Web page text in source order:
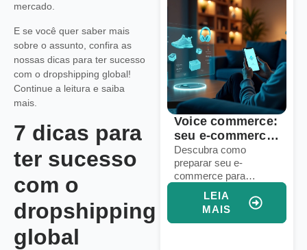
mercado.
E se você quer saber mais
sobre o assunto, confira as
nossas dicas para ter sucesso
com o dropshipping global!
Continue a leitura e saiba
mais.
7 dicas para
ter sucesso
com o
dropshipping
global
seu e-commerce
vendas por voz?
preparar seu e-
vendas por voz e
aumentar conversões
com assistentes
virtuais e IA integrada.
MAIS
10 estratégias
para dominar a
logística em
marketplaces
globais
Descubra estratégias
práticas para
frete, estoque e
em marketplaces
globais e aumentar
suas vendas
LEIA
MAIS